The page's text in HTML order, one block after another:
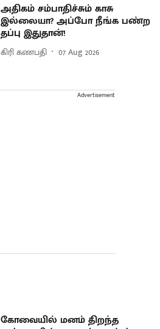
அதிகம் சம்பாதிச்சும் காசு
இல்லையா? அப்போ நீங்க பண்ற
தப்பு இதுதான்!
கிரி கணபதி 07 Aug 2026
Advertisement
கோவையில் மனம் திறந்த